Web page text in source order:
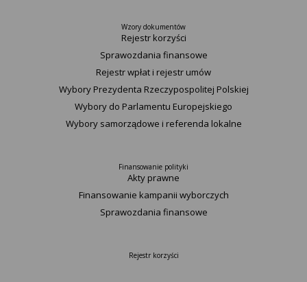
Wzory dokumentów
Rejestr korzyści
Sprawozdania finansowe
Rejestr wpłat i rejestr umów
Wybory Prezydenta Rzeczypospolitej Polskiej
Wybory do Parlamentu Europejskiego
Wybory samorządowe i referenda lokalne
Finansowanie polityki
Akty prawne
Finansowanie kampanii wyborczych
Sprawozdania finansowe
Rejestr korzyści